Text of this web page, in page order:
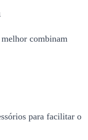
combinam
para facilitar o